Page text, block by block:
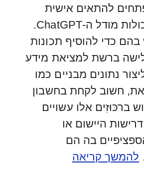
להתאים אישית
ולהרחיב את יכולות מודל ה-ChatGPT.
כדי להוסיף תכונות
ברשת למציאת מידע
נתונים מבניים כמו
חשוב לקחת בחשבון
ברכּוּזִים אלו עשויים
היישום או
בה הם
להמשך קריאה